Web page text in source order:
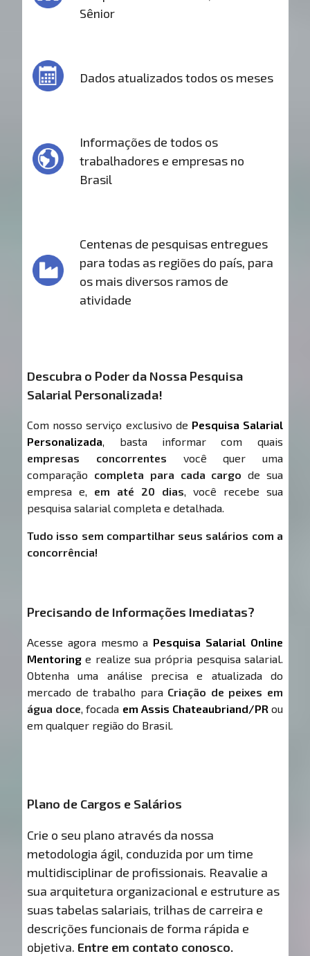
Sênior
Dados atualizados todos os meses
Informações de todos os
trabalhadores e empresas no
Brasil
Centenas de pesquisas entregues
para todas as regiões do país, para
os mais diversos ramos de
atividade
Descubra o Poder da Nossa Pesquisa
Salarial Personalizada!
Com nosso serviço exclusivo de Pesquisa Salarial
Personalizada, basta informar com quais
empresas concorrentes você quer uma
comparação completa para cada cargo de sua
empresa e, em até 20 dias, você recebe sua
pesquisa salarial completa e detalhada.
Tudo isso sem compartilhar seus salários com a
concorrência!
Precisando de Informações Imediatas?
Acesse agora mesmo a Pesquisa Salarial Online
Mentoring e realize sua própria pesquisa salarial.
Obtenha uma análise precisa e atualizada do
mercado de trabalho para Criação de peixes em
água doce, focada em Assis Chateaubriand/PR ou
em qualquer região do Brasil.
Plano de Cargos e Salários
Crie o seu plano através da nossa
metodologia ágil, conduzida por um time
multidisciplinar de profissionais. Reavalie a
sua arquitetura organizacional e estruture as
suas tabelas salariais, trilhas de carreira e
descrições funcionais de forma rápida e
objetiva. Entre em contato conosco.